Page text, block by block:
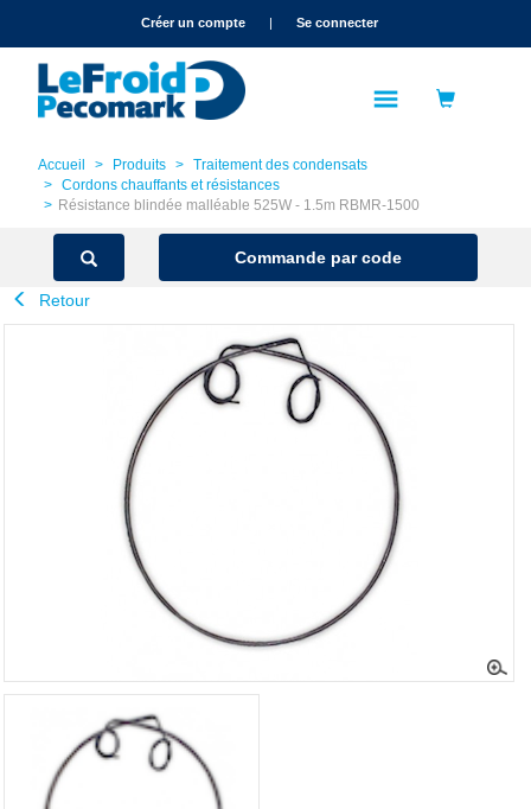
text.skipToNavigationCréer un compte | Se connecter
Accueil Produits
Traitement des condensats
Cordons chauffants et résistances
Résistance blindée malléable 525W - 1.5m RBMR-1500
Commande par code
Retour